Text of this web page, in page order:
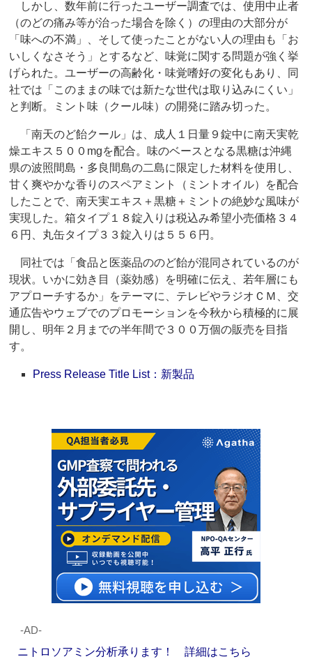
しかし、数年前に行ったユーザー調査では、使用中止者
（のどの痛み等が治った場合を除く）の理由の大部分が
「味への不満」、そして使ったことがない人の理由も「お
いしくなさそう」とするなど、味覚に関する問題が強く挙
げられた。ユーザーの高齢化・味覚嗜好の変化もあり、同
社では「このままの味では新たな世代は取り込みにくい」
と判断。ミント味（クール味）の開発に踏み切った。
「南天のど飴クール」は、成人１日量９錠中に南天実乾
燥エキス５００mgを配合。味のベースとなる黒糖は沖縄
県の波照間島・多良間島の二島に限定した材料を使用し、
甘く爽やかな香りのスペアミント（ミントオイル）を配合
したことで、南天実エキス＋黒糖＋ミントの絶妙な風味が
実現した。箱タイプ１８錠入りは税込み希望小売価格３４
６円、丸缶タイプ３３錠入りは５５６円。
同社では「食品と医薬品ののど飴が混同されているのが
現状。いかに効き目（薬効感）を明確に伝え、若年層にも
アプローチするか」をテーマに、テレビやラジオＣＭ、交
通広告やウェブでのプロモーションを今秋から積極的に展
開し、明年２月までの半年間で３００万個の販売を目指
す。
Press Release Title List：新製品
‐AD‐
ニトロソアミン分析承ります！ 詳細はこちら